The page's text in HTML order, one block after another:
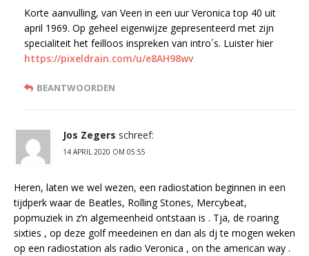
Korte aanvulling, van Veen in een uur Veronica top 40 uit
april 1969. Op geheel eigenwijze gepresenteerd met zijn
specialiteit het feilloos inspreken van intro´s. Luister hier
https://pixeldrain.com/u/e8AH98wv
BEANTWOORDEN
Jos Zegers schreef:
14 APRIL 2020 OM 05:55
Heren, laten we wel wezen, een radiostation beginnen in een
tijdperk waar de Beatles, Rolling Stones, Mercybeat,
popmuziek in z’n algemeenheid ontstaan is . Tja, de roaring
sixties , op deze golf meedeinen en dan als dj te mogen weken
op een radiostation als radio Veronica , on the american way .